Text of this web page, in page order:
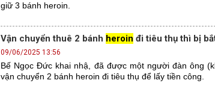
giữ 3 bánh heroin.
Vận chuyển thuê 2 bánh heroin đi tiêu thụ thì bị
09/06/2025 13:56
Bế Ngọc Đức khai nhậ, đã được một người đàn ông
vận chuyển 2 bánh heroin đi tiêu thụ để lấy tiền công.